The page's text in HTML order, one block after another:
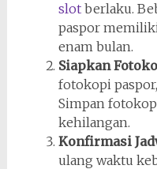
slotberlaku.
paspor
enam bulan.
Siapkan
fotokopi
Simpan
kehilangan.
Konfirmasi
ulang waktu